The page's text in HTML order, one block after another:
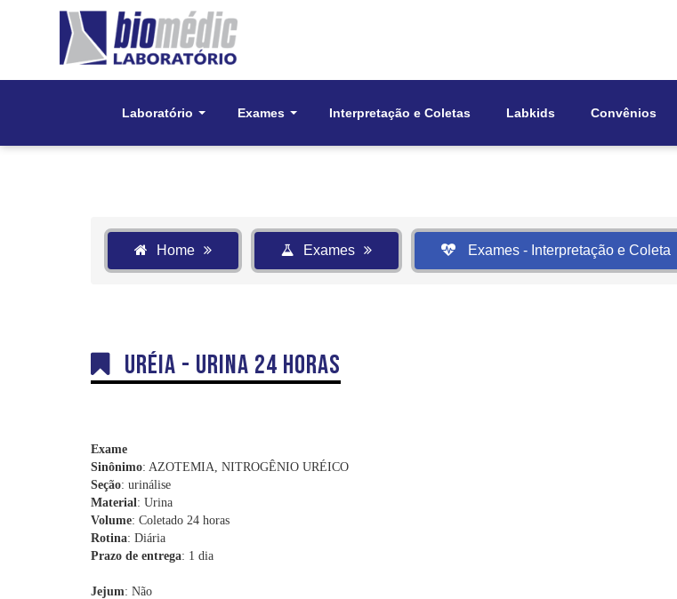
Laboratório Exames Interpretação e Coletas Labkids Convênios
Home Exames Exames - Interpretação e Coleta
Uréia - Urina 24 horas
Exame
Sinônimo: AZOTEMIA, NITROGÊNIO URÉICO
Seção: urinálise
Material: Urina
Volume: Coletado 24 horas
Rotina: Diária
Prazo de entrega: 1 dia
Jejum: Não